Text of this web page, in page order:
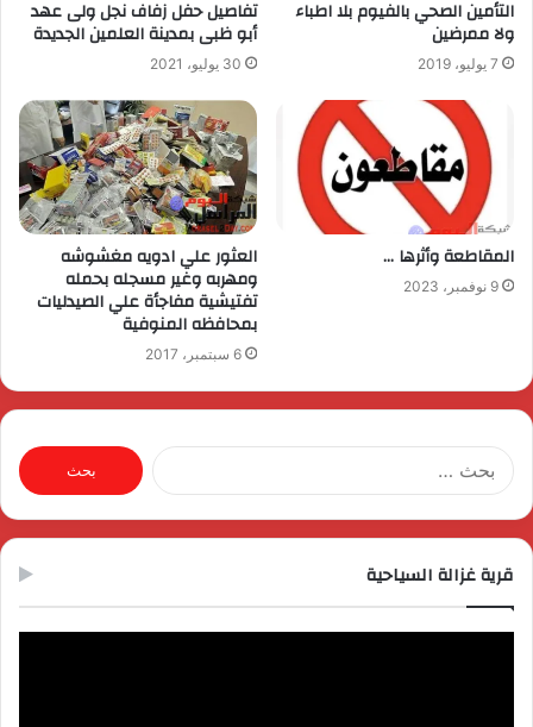
التأمين الصحي بالفيوم بلا اطباء
ولا ممرضين
7 يوليو، 2019
تفاصيل حفل زفاف نجل ولى عهد
أبو ظبى بمدينة العلمين الجديدة
30 يوليو، 2021
المقاطعة وأثرها …
9 نوفمبر، 2023
العثور علي ادويه مغشوشه
ومهربه وغير مسجله بحمله
تفتيشية مفاجأة علي الصيدليات
بمحافظه المنوفية
6 سبتمبر، 2017
البحث
عن:
قرية غزالة السياحية